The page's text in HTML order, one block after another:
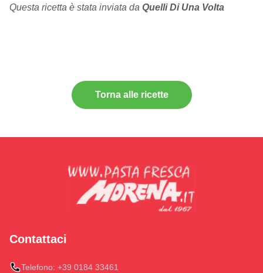
Questa ricetta è stata inviata da Quelli Di Una Volta
Torna alle ricette
Contattaci
Telefono: +39 0184 33461